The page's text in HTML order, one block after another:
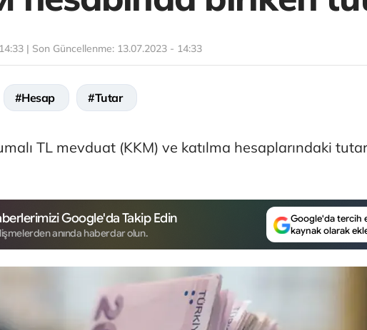
| Son Güncellenme: 13.07.2023 - 14:33
#Hesap #Tutar
TL mevduat (KKM) ve katılma hesaplarındaki tutar
Google'da Takip Edin
anında haberdar olun.
Google'da tercih
kaynak olarak